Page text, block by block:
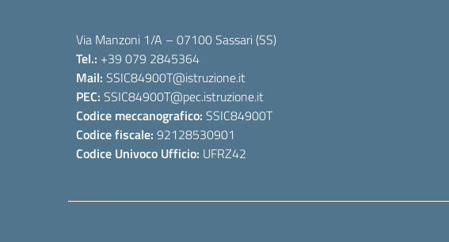
Via Manzoni 1/A – 07100 Sassari (SS)
Tel.: +39 079 2845364
Mail: SSIC84900T@istruzione.it
PEC: SSIC84900T@pec.istruzione.it
Codice meccanografico: SSIC84900T
Codice fiscale: 92128530901
Codice Univoco Ufficio: UFRZ42